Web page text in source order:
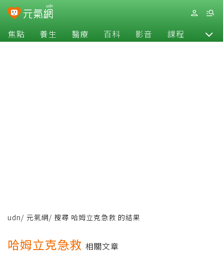
焦點 養生 醫療 百科 影音 課程 退休
udn/ 元氣網/ 搜尋 哈姆立克急救 的結果
哈姆立克急救 相關文章